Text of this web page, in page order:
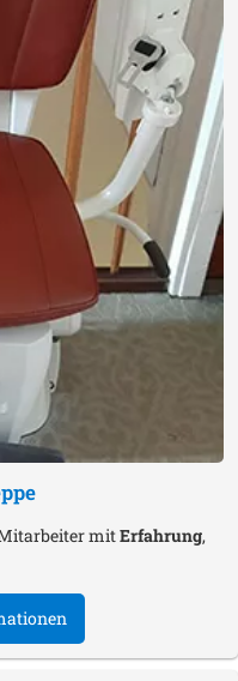
mitErfahrung,